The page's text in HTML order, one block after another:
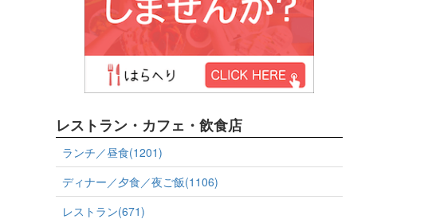
レストラン・カフェ・飲食店
ランチ／昼食(1201)
ディナー／夕食／夜ご飯(1106)
レストラン(671)